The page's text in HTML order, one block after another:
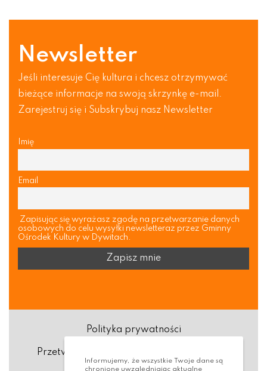
Newsletter
Jeśli interesuje Cię kultura i chcesz otrzymywać
bieżące informacje na swoją skrzynkę e-mail.
Zarejestruj się i Subskrybuj nasz Newsletter
Imię
Email
Zapisując się wyrażasz zgodę na przetwarzanie danych
osobowych do celu wysyłki newsletteraz przez Gminny
Ośrodek Kultury w Dywitach.
Polityka prywatności
Przetwarzanie danych osobowych (RODO)
Informujemy, że wszystkie Twoje dane są
chronione uwzględniając aktualne